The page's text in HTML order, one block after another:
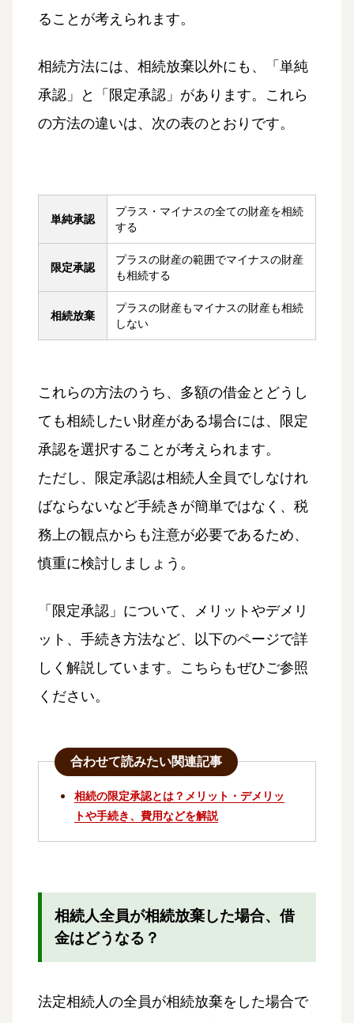
ることが考えられます。
相続方法には、相続放棄以外にも、「単純
承認」と「限定承認」があります。これら
の方法の違いは、次の表のとおりです。
単純承認
プラス・マイナスの全ての財産を相続
する
限定承認
プラスの財産の範囲でマイナスの財産
も相続する
相続放棄
プラスの財産もマイナスの財産も相続
しない
これらの方法のうち、多額の借金とどうし
ても相続したい財産がある場合には、限定
承認を選択することが考えられます。
ただし、限定承認は相続人全員でしなけれ
ばならないなど手続きが簡単ではなく、税
務上の観点からも注意が必要であるため、
慎重に検討しましょう。
「限定承認」について、メリットやデメリ
ット、手続き方法など、以下のページで詳
しく解説しています。こちらもぜひご参照
ください。
合わせて読みたい関連記事
相続の限定承認とは？メリット・デメリッ
トや手続き、費用などを解説
相続人全員が相続放棄した場合、借
金はどうなる？
法定相続人の全員が相続放棄をした場合で